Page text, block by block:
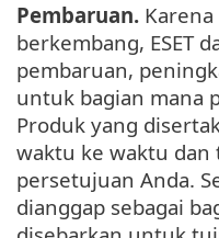
Pembaruan.
berkembang, ESET
pembaruan,
untuk bagian mana
Produk yang
waktu ke waktu dan
persetujuan Anda.
dianggap sebagai